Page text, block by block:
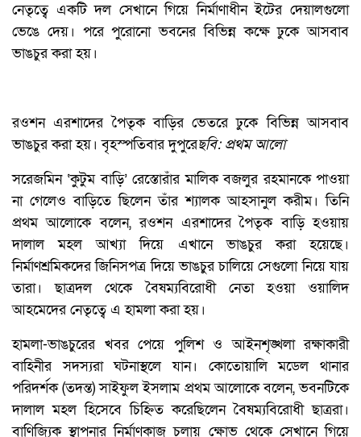
নেতৃত্বে একটি দল সেখানে গিয়ে নির্মাণাধীন ইটের দেয়ালগুলো
ভেঙে দেয়। পরে পুরোনো ভবনের বিভিন্ন কক্ষে ঢুকে আসবাব
ভাঙচুর করা হয়।
রওশন এরশাদের পৈতৃক বাড়ির ভেতরে ঢুকে বিভিন্ন আসবাব
ভাঙচুর করা হয়। বৃহস্পতিবার দুপুরেছবি: প্রথম আলো
সরেজমিন ‘কুটুম বাড়ি’ রেস্তোরাঁর মালিক বজলুর রহমানকে পাওয়া
না গেলেও বাড়িতে ছিলেন তাঁর শ্যালক আহসানুল করীম। তিনি
প্রথম আলোকে বলেন, রওশন এরশাদের পৈতৃক বাড়ি হওয়ায়
দালাল মহল আখ্যা দিয়ে এখানে ভাঙচুর করা হয়েছে।
নির্মাণশ্রমিকদের জিনিসপত্র দিয়ে ভাঙচুর চালিয়ে সেগুলো নিয়ে যায়
তারা। ছাত্রদল থেকে বৈষম্যবিরোধী নেতা হওয়া ওয়ালিদ
আহমেদের নেতৃত্বে এ হামলা করা হয়।
হামলা-ভাঙচুরের খবর পেয়ে পুলিশ ও আইনশৃঙ্খলা রক্ষাকারী
বাহিনীর সদস্যরা ঘটনাস্থলে যান। কোতোয়ালি মডেল থানার
পরিদর্শক (তদন্ত) সাইফুল ইসলাম প্রথম আলোকে বলেন, ভবনটিকে
দালাল মহল হিসেবে চিহ্নিত করেছিলেন বৈষম্যবিরোধী ছাত্ররা।
বাণিজ্যিক স্থাপনার নির্মাণকাজ চলায় ক্ষোভ থেকে সেখানে গিয়ে